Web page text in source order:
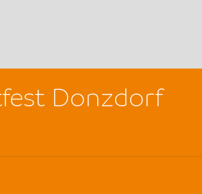
Donzdorf